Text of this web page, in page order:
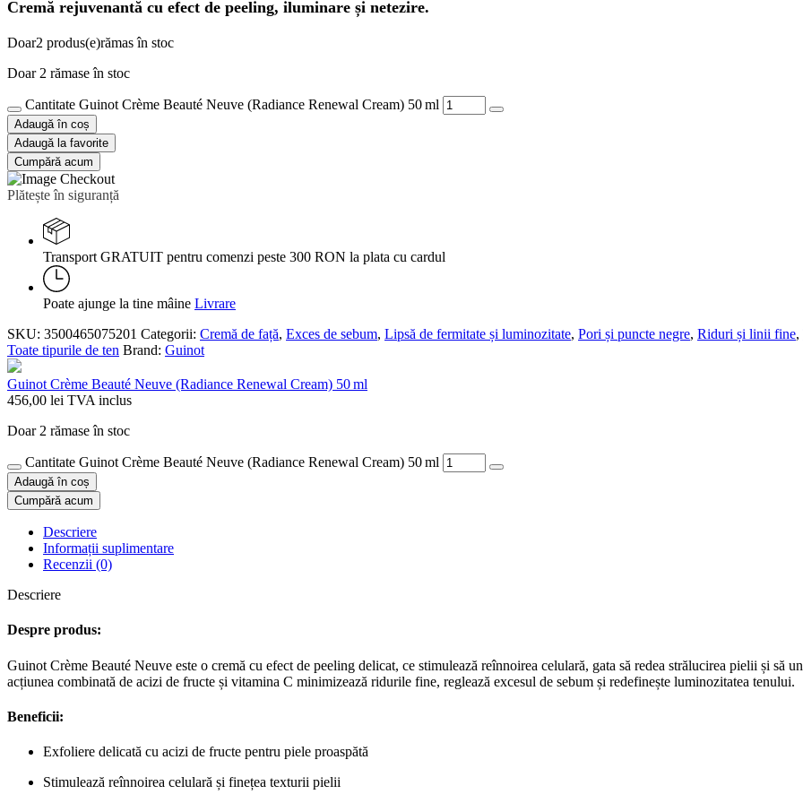
Cremă rejuvenantă cu efect de peeling, iluminare și netezire.
Doar2 produs(e)rămas în stoc
Doar 2 rămase în stoc
Cantitate Guinot Crème Beauté Neuve (Radiance Renewal Cream) 50 ml
Adaugă în coș
Adaugă la favorite
Cumpără acum
Plătește în siguranță
Transport GRATUIT pentru comenzi peste 300 RON la plata cu cardul
Poate ajunge la tine mâine Livrare
SKU: 3500465075201 Categorii: Cremă de față, Exces de sebum, Lipsă de fermitate și luminozitate, Pori și puncte negre, Riduri și linii fine,
Toate tipurile de ten Brand: Guinot
Guinot Crème Beauté Neuve (Radiance Renewal Cream) 50 ml
456,00 lei TVA inclus
Doar 2 rămase în stoc
Cantitate Guinot Crème Beauté Neuve (Radiance Renewal Cream) 50 ml
Adaugă în coș
Cumpără acum
Descriere
Informații suplimentare
Recenzii (0)
Descriere
Despre produs:
Guinot Crème Beauté Neuve este o cremă cu efect de peeling delicat, ce stimulează reînnoirea celulară, gata să redea strălucirea pielii și să
acțiunea combinată de acizi de fructe și vitamina C minimizează ridurile fine, reglează excesul de sebum și redefinește luminozitatea tenului.
Beneficii:
Exfoliere delicată cu acizi de fructe pentru piele proaspătă
Stimulează reînnoirea celulară și finețea texturii pielii